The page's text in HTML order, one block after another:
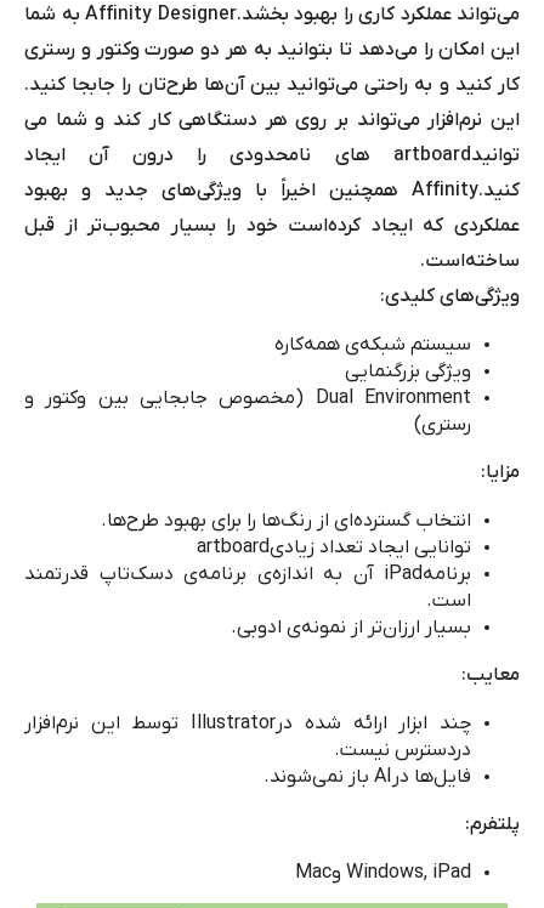
می‌تواند عملکرد کاری را بهبود بخشد.Affinity Designer به شما
این امکان را می‌دهد تا بتوانید به هر دو صورت وکتور و رستری
کار کنید و به راحتی می‌توانید بین آن‌ها طرح‌تان را جابجا کنید.
این نرم‌افزار می‌تواند بر روی هر دستگاهی کار کند و شما می
توانیدartboard های نامحدودی را درون آن ایجاد
کنید.Affinity همچنین اخیراً با ویژگی‌های جدید و بهبود
عملکردی که ایجاد کرده‌است خود را بسیار محبوب‌تر از قبل
ساخته‌است.
ویژگی‌های کلیدی:
سیستم شبکه‌ی همه‌کاره
ویژگی بزرگنمایی
Dual Environment (مخصوص جابجایی بین وکتور و
رستری)
مزایا:
انتخاب گسترده‌ای از رنگ‌ها را برای بهبود طرح‌ها.
توانایی ایجاد تعداد زیادیartboard
برنامهiPad آن به اندازه‌ی برنامه‌ی دسک‌تاپ قدرتمند
است.
بسیار ارزان‌تر از نمونه‌ی ادوبی.
معایب:
چند ابزار ارائه شده درIllustrator توسط این نرم‌افزار
در‌دسترس نیست.
فایل‌ها در AI باز نمی‌شوند.
پلتفرم:
Windows, iPad وMac